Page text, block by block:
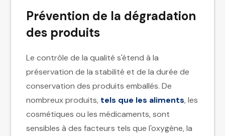
Prévention de la dégradation
des produits
Le contrôle de la qualité s'étend à la
préservation de la stabilité et de la durée de
conservation des produits emballés. De
nombreux produits, tels que les aliments, les
cosmétiques ou les médicaments, sont
sensibles à des facteurs tels que l'oxygène, la